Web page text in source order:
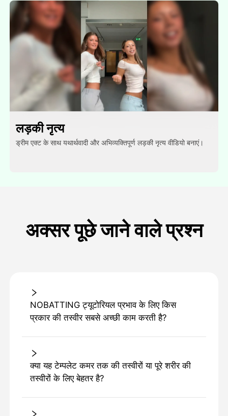
लड़की नृत्य
ड्रीम एक्ट के साथ यथार्थवादी और अभिव्यक्तिपूर्ण लड़की नृत्य वीडियो बनाएं।
अक्सर पूछे जाने वाले प्रश्न
NOBATTING ट्यूटोरियल प्रभाव के लिए किस
प्रकार की तस्वीर सबसे अच्छी काम करती है?
क्या यह टेम्पलेट कमर तक की तस्वीरों या पूरे शरीर की
तस्वीरों के लिए बेहतर है?